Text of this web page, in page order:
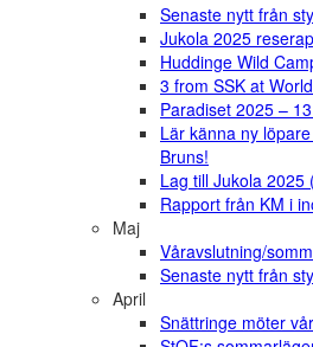
Senaste nytt från
Jukola 2025
Huddinge Wild
3 from SSK at
Paradiset 2025 –
Lär känna ny
Bruns!
Lag till Jukola 2025
Rapport från KM i
Maj
Våravslutning/
Senaste nytt från
April
Snättringe möter